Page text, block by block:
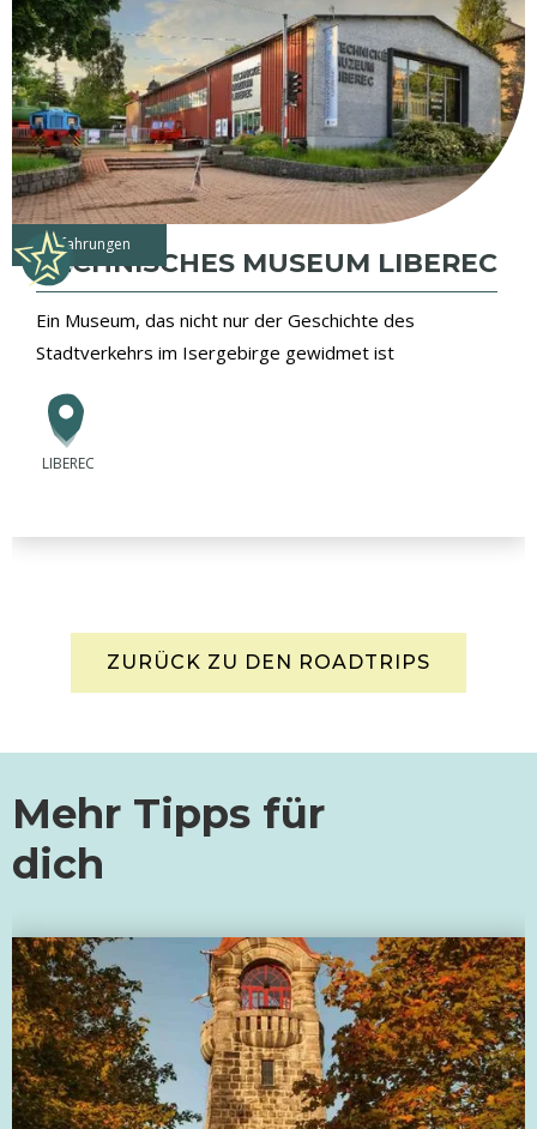
Erfahrungen
TECHNISCHES MUSEUM LIBEREC
Ein Museum, das nicht nur der Geschichte des
Stadtverkehrs im Isergebirge gewidmet ist
LIBEREC
ZURÜCK ZU DEN ROADTRIPS
Mehr Tipps für
dich